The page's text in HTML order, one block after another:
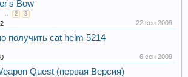
Bow
... 2 3
22 сен 2009
получить cat helm 5214
6 сен 2009
Quest (первая Версия)